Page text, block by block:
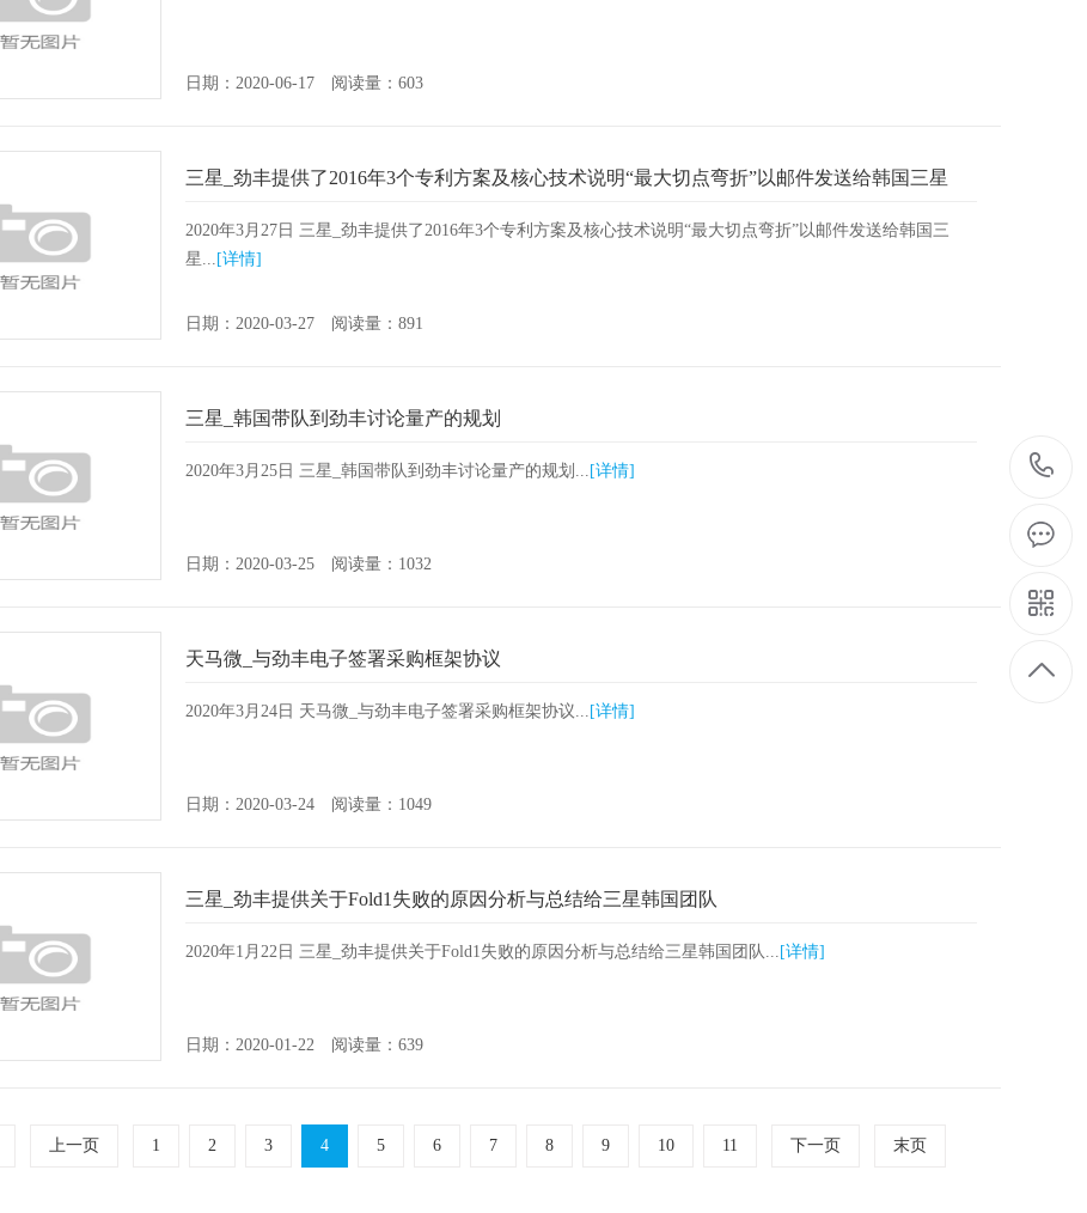
日期：2020-06-17 阅读量：603
三星_劲丰提供了2016年3个专利方案及核心技术说明“最大切点弯折”以邮件发送给韩国三星
2020年3月27日 三星_劲丰提供了2016年3个专利方案及核心技术说明“最大切点弯折”以邮件发送给韩国三
星... [详情]
日期：2020-03-27 阅读量：891
三星_韩国带队到劲丰讨论量产的规划
2020年3月25日 三星_韩国带队到劲丰讨论量产的规划... [详情]
日期：2020-03-25 阅读量：1032
天马微_与劲丰电子签署采购框架协议
2020年3月24日 天马微_与劲丰电子签署采购框架协议... [详情]
日期：2020-03-24 阅读量：1049
三星_劲丰提供关于Fold1失败的原因分析与总结给三星韩国团队
2020年1月22日 三星_劲丰提供关于Fold1失败的原因分析与总结给三星韩国团队... [详情]
日期：2020-01-22 阅读量：639
上一页 1 2 3 4 5 6 7 8 9 10 11 下一页 末页